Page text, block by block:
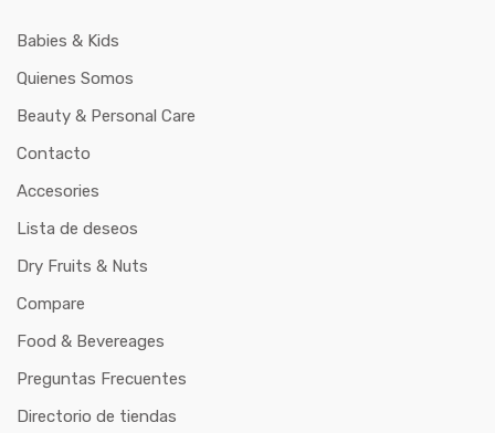
Babies & Kids
Quienes Somos
Beauty & Personal Care
Contacto
Accesories
Lista de deseos
Dry Fruits & Nuts
Compare
Food & Bevereages
Preguntas Frecuentes
Directorio de tiendas